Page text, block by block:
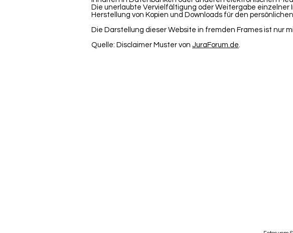
Die unerlaubte Vervielfältigung oder Weitergabe
Herstellung von Kopien und Downloads für den
Die Darstellung dieser Website in fremden Frames ist nur
Quelle: Disclaimer Muster von JuraForum.de.